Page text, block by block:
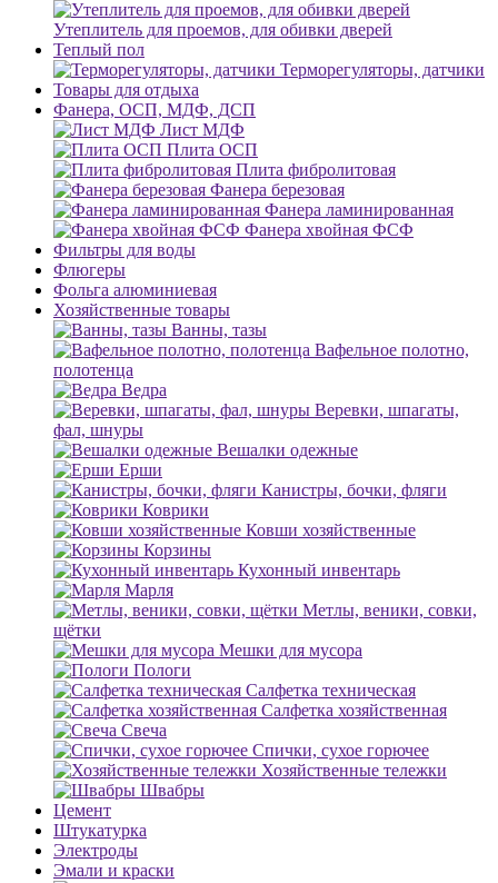
Утеплитель для проемов, для обивки дверей
Теплый пол
Терморегуляторы, датчики
Товары для отдыха
Фанера, ОСП, МДФ, ДСП
Лист МДФ
Плита ОСП
Плита фибролитовая
Фанера березовая
Фанера ламинированная
Фанера хвойная ФСФ
Фильтры для воды
Флюгеры
Фольга алюминиевая
Хозяйственные товары
Ванны, тазы
Вафельное полотно,
полотенца
Ведра
Веревки, шпагаты,
фал, шнуры
Вешалки одежные
Ерши
Канистры, бочки, фляги
Коврики
Ковши хозяйственные
Корзины
Кухонный инвентарь
Марля
Метлы, веники, совки,
щётки
Мешки для мусора
Пологи
Салфетка техническая
Салфетка хозяйственная
Свеча
Спички, сухое горючее
Хозяйственные тележки
Швабры
Цемент
Штукатурка
Электроды
Эмали и краски